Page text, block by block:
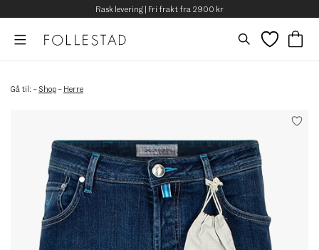
Rask levering | Fri frakt fra 2900 kr
Gå til: – Shop – Herre